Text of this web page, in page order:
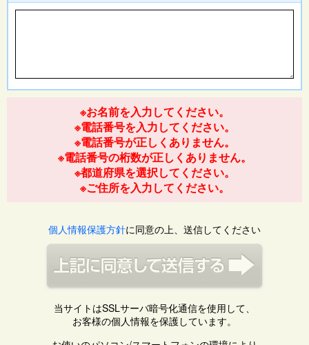
※お名前を入力してください。
※電話番号を入力してください。
※電話番号が正しくありません。
※電話番号の桁数が正しくありません。
※都道府県を選択してください。
※ご住所を入力してください。
個人情報保護方針に同意の上、送信してください
当サイトはSSLサーバ暗号化通信を使用して、
お客様の個人情報を保護しています。